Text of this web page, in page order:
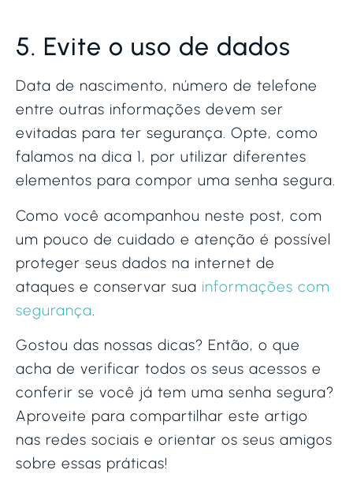
5. Evite o uso de dados
Data de nascimento, número de telefone
entre outras informações devem ser
evitadas para ter segurança. Opte, como
falamos na dica 1, por utilizar diferentes
elementos para compor uma senha segura.
Como você acompanhou neste post, com
um pouco de cuidado e atenção é possível
proteger seus dados na internet de
ataques e conservar sua informações com
segurança.
Gostou das nossas dicas? Então, o que
acha de verificar todos os seus acessos e
conferir se você já tem uma senha segura?
Aproveite para compartilhar este artigo
nas redes sociais e orientar os seus amigos
sobre essas práticas!